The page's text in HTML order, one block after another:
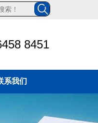
8451
系我们